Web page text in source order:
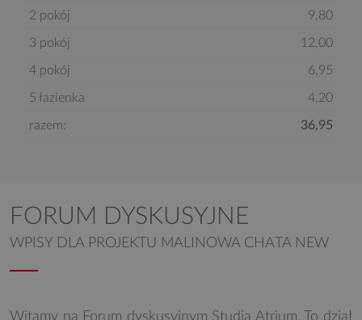
2 pokój 9,80
3 pokój 12,00
4 pokój 6,95
5 łazienka 4,20
razem: 36,95
FORUM DYSKUSYJNE
WPISY DLA PROJEKTU MALINOWA CHATA NEW
Witamy na Forum dyskusyjnym Studia Atrium. To dział